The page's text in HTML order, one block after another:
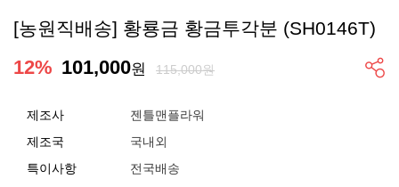
[농원직배송] 황룡금 황금투각분 (SH0146T)
12% 101,000원 115,000원
제조사
젠틀맨플라워
제조국
국내외
특이사항
전국배송